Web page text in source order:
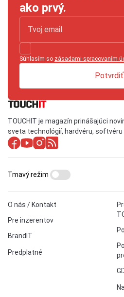
ako prvý.
Súhlasím so zásadami spracovaním
Potvrdiť
TOUCHIT je magazín prinášajúci
sveta technológií, hardvéru, softvéru
O nás / Kontakt
Pre inzerentov
BrandIT
Predplatné
Tmavý režim